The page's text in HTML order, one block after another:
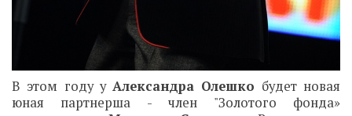
В этом году уАлександра Олешко будет новая
юная партнерша - член "Золотого фонда»